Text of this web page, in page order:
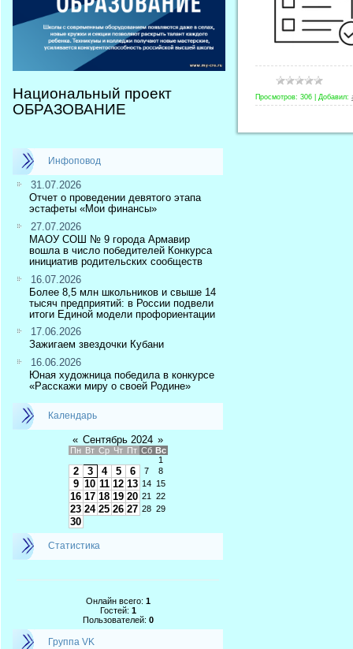
Национальный проект
ОБРАЗОВАНИЕ
Инфоповод
31.07.2026
Отчет о проведении девятого этапа
эстафеты «Мои финансы»
27.07.2026
МАОУ СОШ № 9 города Армавир
вошла в число победителей Конкурса
инициатив родительских сообществ
16.07.2026
Более 8,5 млн школьников и свыше 14
тысяч предприятий: в России подвели
итоги Единой модели профориентации
17.06.2026
Зажигаем звездочки Кубани
16.06.2026
Юная художница победила в конкурсе
«Расскажи миру о своей Родине»
Календарь
« Сентябрь 2024 »
Пн Вт Ср Чт Пт Сб Вс
1
2 3 4 5 6 7 8
9 10 11 12 13 14 15
16 17 18 19 20 21 22
23 24 25 26 27 28 29
30
Статистика
Онлайн всего: 1
Гостей: 1
Пользователей: 0
Группа VK
Просмотров: 306 Добавил: